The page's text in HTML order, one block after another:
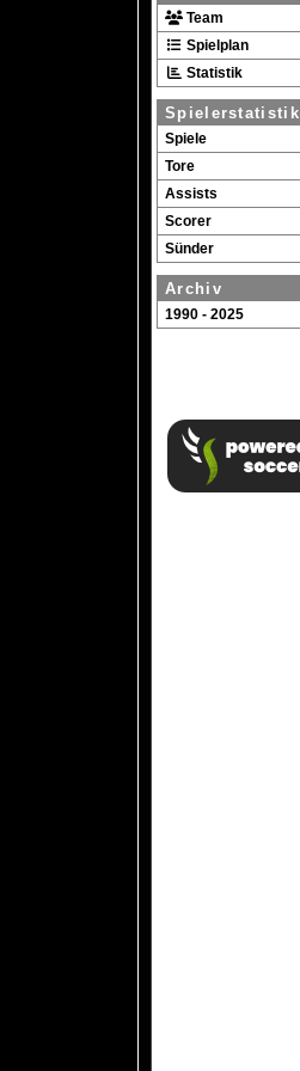
Team
Spielplan
Statistik
Spielerstatistik
Spiele
Tore
Assists
Scorer
Sünder
Archiv
1990 - 2025